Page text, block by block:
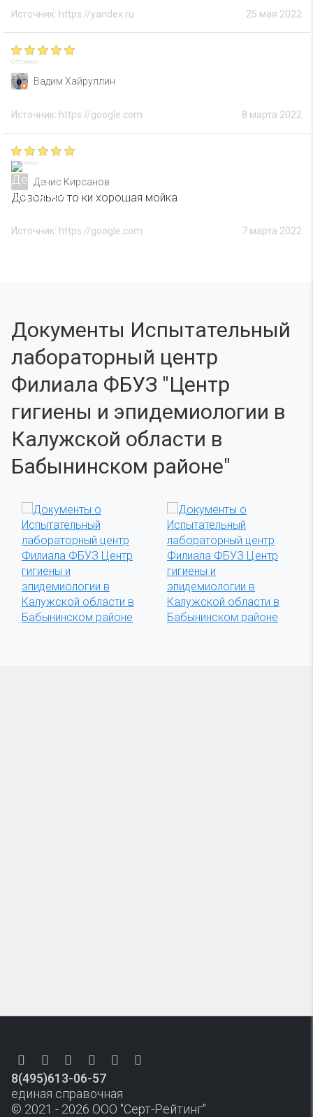
25 мая 2022
Источник: https://yandex.ru
Отлично
Вадим Хайруллин
8 марта 2022
Источник: https://google.com
Отлично
Денис Кирсанов
Довольно то ки хорошая мойка
7 марта 2022
Источник: https://google.com
Документы Испытательный
лабораторный центр
Филиала ФБУЗ "Центр
гигиены и эпидемиологии в
Калужской области в
Бабынинском районе"
8(495)613-06-57
единая справочная
© 2021 - 2026 ООО "Серт-Рейтинг"